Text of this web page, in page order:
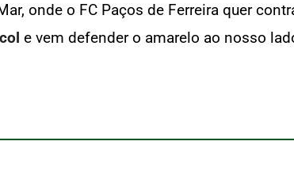
onde o FC Paços de Ferreira quer
e vem defender o amarelo ao nosso